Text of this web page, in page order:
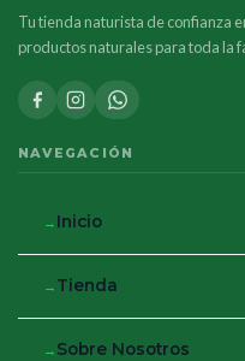
Tu tienda naturista de confianza
productos naturales para toda la
NAVEGACIÓN
Inicio
Tienda
Sobre Nosotros